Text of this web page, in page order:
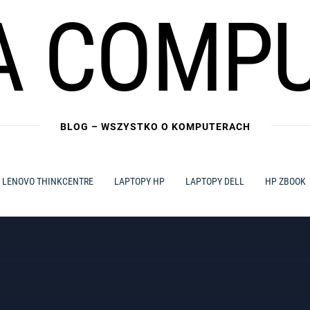
BLOG – WSZYSTKO O KOMPUTERACH
LENOVO THINKCENTRE LAPTOPY HP LAPTOPY DELL HP ZBOOK